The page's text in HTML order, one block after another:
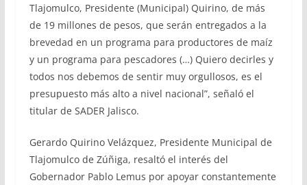
Tlajomulco, Presidente (Municipal) Quirino, de más
de 19 millones de pesos, que serán entregados a la
brevedad en un programa para productores de maíz
y un programa para pescadores (…) Quiero decirles y
todos nos debemos de sentir muy orgullosos, es el
presupuesto más alto a nivel nacional”, señaló el
titular de SADER Jalisco.
Gerardo Quirino Velázquez, Presidente Municipal de
Tlajomulco de Zúñiga, resaltó el interés del
Gobernador Pablo Lemus por apoyar constantemente